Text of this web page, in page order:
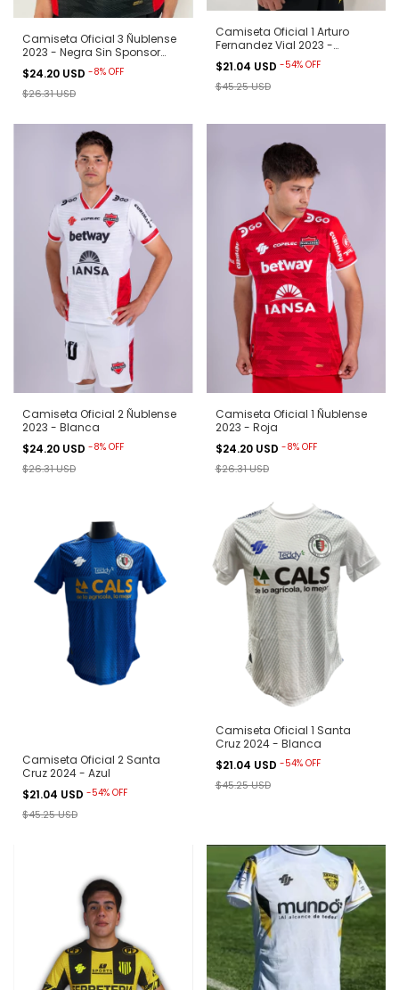
Camiseta Oficial 3 Ñublense
2023 - Negra Sin Sponsor
Betway
$24.20 USD -8% OFF
$26.31 USD
Camiseta Oficial 1 Arturo
Fernandez Vial 2023 -
Aurinegra
$21.04 USD -54% OFF
$45.25 USD
Camiseta Oficial 2 Ñublense
2023 - Blanca
$24.20 USD -8% OFF
$26.31 USD
Camiseta Oficial 1 Ñublense
2023 - Roja
$24.20 USD -8% OFF
$26.31 USD
Camiseta Oficial 2 Santa
Cruz 2024 - Azul
$21.04 USD -54% OFF
$45.25 USD
Camiseta Oficial 1 Santa
Cruz 2024 - Blanca
$21.04 USD -54% OFF
$45.25 USD